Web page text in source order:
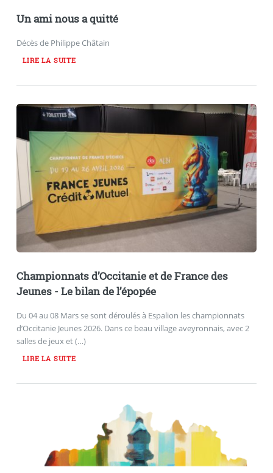
Un ami nous a quitté
Décès de Philippe Châtain
LIRE LA SUITE
Championnats d’Occitanie et de France des
Jeunes - Le bilan de l’épopée
Du 04 au 08 Mars se sont déroulés à Espalion les championnats
d’Occitanie Jeunes 2026. Dans ce beau village aveyronnais, avec 2
salles de jeux et (…)
LIRE LA SUITE